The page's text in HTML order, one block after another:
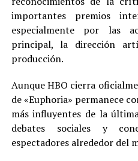
importantes premios
especialmente por las
principal, la dirección
producción.
Aunque HBO cierra
de «Euphoria» permanece
más influyentes de la
debates sociales y
espectadores alrededor del